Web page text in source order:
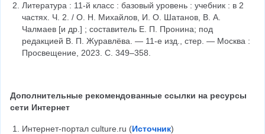
Литература : 11-й класс : базовый уровень : учебник : в 2
частях. Ч. 2. / О. Н. Михайлов, И. О. Шатанов, В. А.
Чалмаев [и др.] ; составитель Е. П. Пронина; под
редакцией В. П. Журавлёва. — 11-е изд., стер. — Москва :
Просвещение, 2023. С. 349–358.
Дополнительные рекомендованные ссылки на ресурсы
сети Интернет
Интернет-портал culture.ru (Источник)